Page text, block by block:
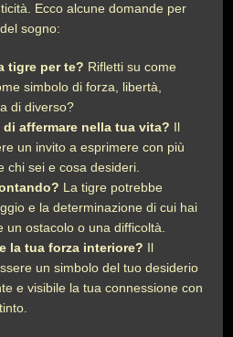
Ecco alcune domande per
sogno:
tigre per te? Rifletti su come
simbolo di forza, libertà,
di diverso?
affermare nella tua vita? Il
un invito a esprimere con più
chi sei e cosa desideri.
La tigre potrebbe
e la determinazione di cui hai
un ostacolo o una difficoltà.
la tua forza interiore? Il
un simbolo del tuo desiderio
e visibile la tua connessione con